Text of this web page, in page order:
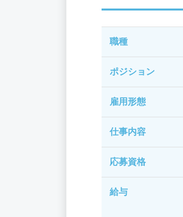
職種
ポジション
雇用形態
仕事内容
応募資格
給与